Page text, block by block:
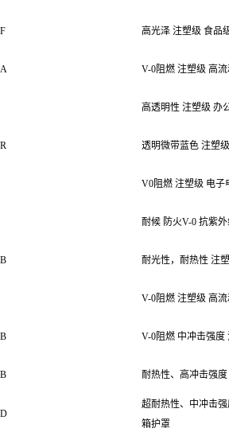
高光泽 注塑级 食品
V-0阻燃 注塑级 高
高透明性 注塑级 办
透明微带蓝色 注塑
V0阻燃 注塑级 电子
耐候 防火V-0 抗紫
耐光性，耐热性 注
V-0阻燃 注塑级 高
V-0阻燃 中冲击强度
耐热性、高冲击强
超耐热性、中冲击
箱护罩